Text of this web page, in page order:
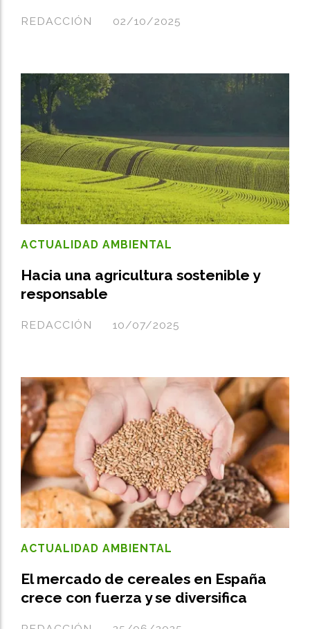
REDACCIÓN 02/10/2025
Hacia una agricultura sostenible y
responsable
REDACCIÓN
ACTUALIDAD AMBIENTAL
10/07/2025
El mercado de cereales en España
crece con fuerza y se diversifica
ACTUALIDAD AMBIENTAL